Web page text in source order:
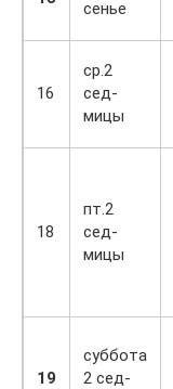
сенье
16
ср.2
сед-
мицы
18
пт.2
сед-
мицы
19
суббота
2 сед-